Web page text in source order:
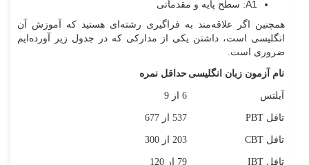
A1: سطح پایه و مقدماتی
همچنین اگر علاقه‌مند به فراگیری رشته‌ای هستید که آموزش آن
انگلیسی است، داشتن یکی از مدارکی که در جدول زیر آورده‌ایم
ضروری است.
نام آزمون زبان انگلیسی حداقل نمره
آیلتس 6 از 9
تافل PBT 537 از 677
تافل CBT 203 از 300
تافل IBT 79 از 120